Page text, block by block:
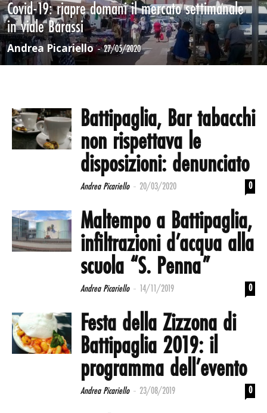
Covid-19: riapre domani il mercato settimanale
in viale Barassi
Andrea Picariello - 27/05/2020
Battipaglia, Bar tabacchi
non rispettava le
disposizioni: denunciato
Andrea Picariello - 20/03/2020 0
Maltempo a Battipaglia,
infiltrazioni d’acqua alla
scuola “S. Penna”
Andrea Picariello - 14/11/2019 0
Festa della Zizzona di
Battipaglia 2019: il
programma dell’evento
Andrea Picariello - 23/08/2019 0